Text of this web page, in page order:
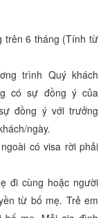
trên 6 tháng (Tính từ
trình Quý khách
có sự đồng ý của
đồng ý với trưởng
ngày.
có visa rời phải
đi cùng hoặc người
từ bố mẹ. Trẻ em